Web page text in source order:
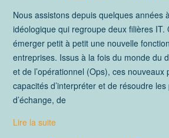
Nous assistons depuis quelques années
idéologique qui regroupe deux filières IT.
émerger petit à petit une nouvelle
entreprises. Issus à la fois du monde du
et de l’opérationnel (Ops), ces nouveaux
capacités d’interpréter et de résoudre
d’échange, de
Lire la suite